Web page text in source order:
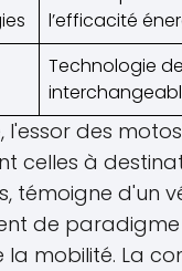
l’efficacité
Technologie
l'essor des
celles à
témoigne d'un
de paradigme
la mobilité. La